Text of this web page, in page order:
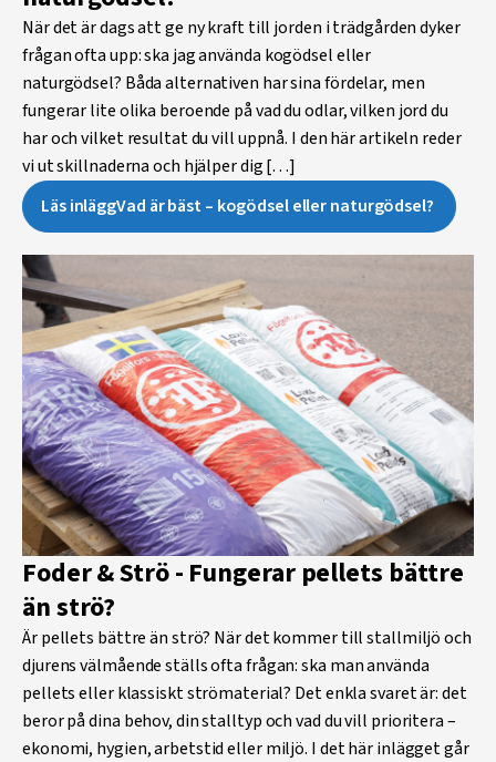
När det är dags att ge ny kraft till jorden i trädgården dyker
frågan ofta upp: ska jag använda kogödsel eller
naturgödsel? Båda alternativen har sina fördelar, men
fungerar lite olika beroende på vad du odlar, vilken jord du
har och vilket resultat du vill uppnå. I den här artikeln reder
vi ut skillnaderna och hjälper dig […]
Läs inläggVad är bäst – kogödsel eller naturgödsel?
Foder & Strö - Fungerar pellets bättre
än strö?
Är pellets bättre än strö? När det kommer till stallmiljö och
djurens välmående ställs ofta frågan: ska man använda
pellets eller klassiskt strömaterial? Det enkla svaret är: det
beror på dina behov, din stalltyp och vad du vill prioritera –
ekonomi, hygien, arbetstid eller miljö. I det här inlägget går